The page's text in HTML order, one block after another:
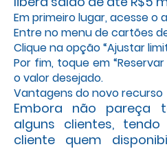
Em primeiro lugar, acesse o
Entre no menu de cartões
Clique na opção “Ajustar
Por fim, toque em
o valor desejado.
Vantagens do novo recurso
Embora não pareça
alguns clientes,
cliente quem